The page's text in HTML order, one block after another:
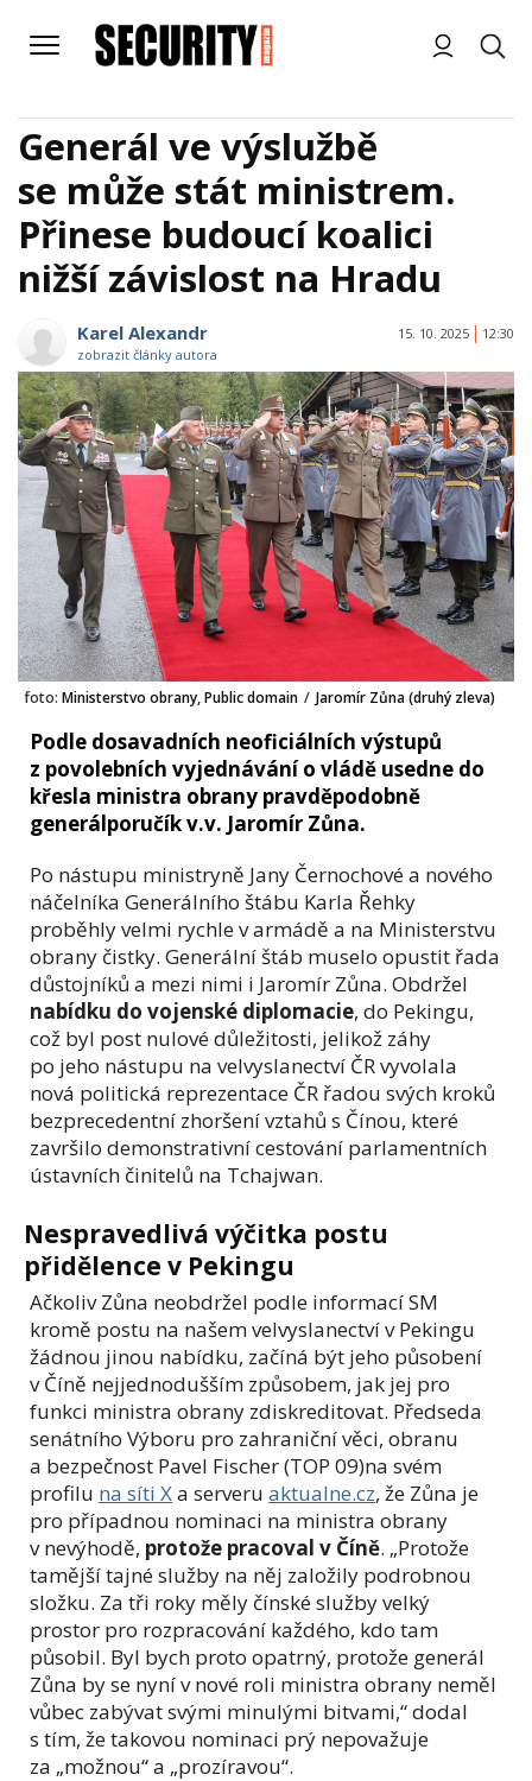
Generál ve výslužbě
se může stát ministrem.
Přinese budoucí koalici
nižší závislost na Hradu
Karel Alexandr
zobrazit články autora
15. 10. 2025 12:30
foto: Ministerstvo obrany, Public domain / Jaromír Zůna (druhý zleva)
Podle dosavadních neoficiálních výstupů
z povolebních vyjednávání o vládě usedne do
křesla ministra obrany pravděpodobně
generálporučík v.v. Jaromír Zůna.
Po nástupu ministryně Jany Černochové a nového
náčelníka Generálního štábu Karla Řehky
proběhly velmi rychle v armádě a na Ministerstvu
obrany čistky. Generální štáb muselo opustit řada
důstojníků a mezi nimi i Jaromír Zůna. Obdržel
nabídku do vojenské diplomacie, do Pekingu,
což byl post nulové důležitosti, jelikož záhy
po jeho nástupu na velvyslanectví ČR vyvolala
nová politická reprezentace ČR řadou svých kroků
bezprecedentní zhoršení vztahů s Čínou, které
završilo demonstrativní cestování parlamentních
ústavních činitelů na Tchajwan.
Nespravedlivá výčitka postu
přidělence v Pekingu
Ačkoliv Zůna neobdržel podle informací SM
kromě postu na našem velvyslanectví v Pekingu
žádnou jinou nabídku, začíná být jeho působení
v Číně nejjednodušším způsobem, jak jej pro
funkci ministra obrany zdiskreditovat. Předseda
senátního Výboru pro zahraniční věci, obranu
a bezpečnost Pavel Fischer (TOP 09)na svém
profilu na síti Xa serveru aktualne.cz, že Zůna je
pro případnou nominaci na ministra obrany
v nevýhodě, protože pracoval v Číně. „Protože
tamější tajné služby na něj založily podrobnou
složku. Za tři roky měly čínské služby velký
prostor pro rozpracování každého, kdo tam
působil. Byl bych proto opatrný, protože generál
Zůna by se nyní v nové roli ministra obrany neměl
vůbec zabývat svými minulými bitvami,“ dodal
s tím, že takovou nominaci prý nepovažuje
za „možnou“ a „prozíravou“.